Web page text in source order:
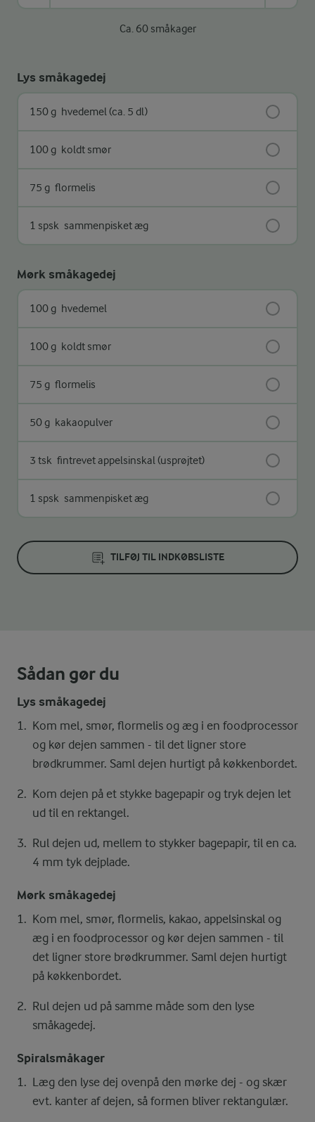
Ca. 60 småkager
Lys småkagedej
150 g hvedemel (ca. 5 dl)
100 g koldt smør
75 g flormelis
1 spsk sammenpisket æg
Mørk småkagedej
100 g hvedemel
100 g koldt smør
75 g flormelis
50 g kakaopulver
3 tsk fintrevet appelsinskal (usprøjtet)
1 spsk sammenpisket æg
TILFØJ TIL INDKØBSLISTE
Sådan gør du
Lys småkagedej
Kom mel, smør, flormelis og æg i en foodprocessor
og kør dejen sammen - til det ligner store
brødkrummer. Saml dejen hurtigt på køkkenbordet.
Kom dejen på et stykke bagepapir og tryk dejen let
ud til en rektangel.
Rul dejen ud, mellem to stykker bagepapir, til en ca.
4 mm tyk dejplade.
Mørk småkagedej
Kom mel, smør, flormelis, kakao, appelsinskal og
æg i en foodprocessor og kør dejen sammen - til
det ligner store brødkrummer. Saml dejen hurtigt
på køkkenbordet.
Rul dejen ud på samme måde som den lyse
småkagedej.
Spiralsmåkager
Læg den lyse dej ovenpå den mørke dej - og skær
evt. kanter af dejen, så formen bliver rektangulær.